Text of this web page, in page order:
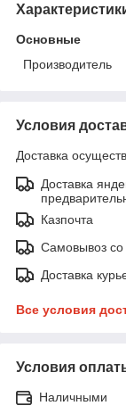
Основные
Производитель
Условия
Доставка
Доставка
Казпочта
Самовывоз со
Доставка
Все условия
Условия
Наличными